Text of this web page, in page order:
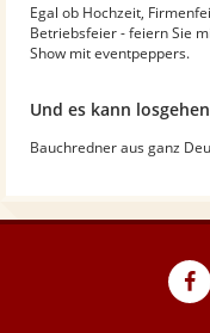
Egal ob Hochzeit,
Betriebsfeier - feiern Sie
Show mit eventpeppers.
Und es kann
Bauchredner aus ganz